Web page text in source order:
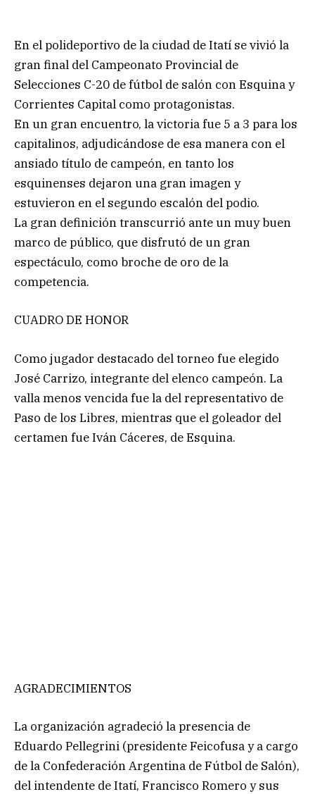
En el polideportivo de la ciudad de Itatí se vivió la
gran final del Campeonato Provincial de
Selecciones C-20 de fútbol de salón con Esquina y
Corrientes Capital como protagonistas.
En un gran encuentro, la victoria fue 5 a 3 para los
capitalinos, adjudicándose de esa manera con el
ansiado título de campeón, en tanto los
esquinenses dejaron una gran imagen y
estuvieron en el segundo escalón del podio.
La gran definición transcurrió ante un muy buen
marco de público, que disfrutó de un gran
espectáculo, como broche de oro de la
competencia.
CUADRO DE HONOR
Como jugador destacado del torneo fue elegido
José Carrizo, integrante del elenco campeón. La
valla menos vencida fue la del representativo de
Paso de los Libres, mientras que el goleador del
certamen fue Iván Cáceres, de Esquina.
AGRADECIMIENTOS
La organización agradeció la presencia de
Eduardo Pellegrini (presidente Feicofusa y a cargo
de la Confederación Argentina de Fútbol de Salón),
del intendente de Itatí, Francisco Romero y sus